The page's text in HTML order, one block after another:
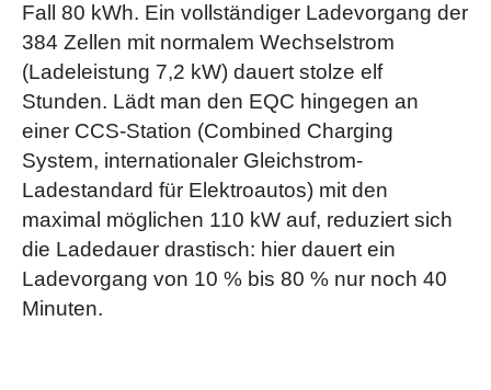
Vorrüstung für Remote- & Navigationsdienste
Vorrüstung für Live Traffic Information
Wärme- und geräuschdämmendes Akustikglas
Sicherheitssysteme im EQC
u.v.m.(siehe Broschüren & Preislisten)
Die Serienausstattungen unterscheiden sich zum Teil und sind abhängig von
Wertschätzung.)
URBAN GUARD Fahrzeugschutz Plus- (Das
Paket URBAN GUARD Fahrzeugschutz Plus bietet eine
Rundum-Überwachung. Es umfasst eine Einbruch- und
Diebstahlwarnanlage sowie einen Abschleppschutz, der
Lageveränderungen erkennen kann. Auch Bewegungen
im Innenraum lösen optische und akustische Warnungen
aus. Die Ortung gestohlener Fahrzeuge erhöht die
Chance, Ihr Eigentum wiederzubeschaffen.)
Scheibenwaschanlage beheizt
Sonnenrollos in den Fondtüren links und rechts
Fall 80 kWh. Ein vollständiger Ladevorgang der
384 Zellen mit normalem Wechselstrom
(Ladeleistung 7,2 kW) dauert stolze elf
Stunden. Lädt man den EQC hingegen an
einer CCS-Station (Combined Charging
System, internationaler Gleichstrom-
Ladestandard für Elektroautos) mit den
maximal möglichen 110 kW auf, reduziert sich
die Ladedauer drastisch: hier dauert ein
Ladevorgang von 10 % bis 80 % nur noch 40
Minuten.